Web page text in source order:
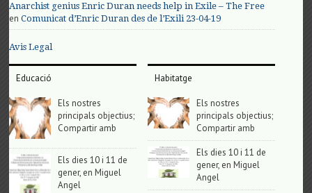
Anarchist genius Enric Duran needs help in Exile – The Free
enComunicat d’Enric Duran des de l’Exili 23-04-19
Avis Legal
Educació
Els nostres
principals objectius;
Compartir amb
Els dies 10 i 11 de
gener, en Miguel
Angel
Habitatge
Els nostres
principals objectius;
Compartir amb
Els dies 10 i 11 de
gener, en Miguel
Angel